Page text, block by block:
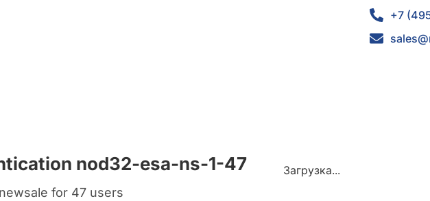
+7
nod32-esa-ns-1-47
for 47 users
Загрузка...